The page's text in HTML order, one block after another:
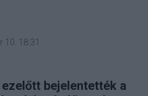
10. 18:31
bejelentették a